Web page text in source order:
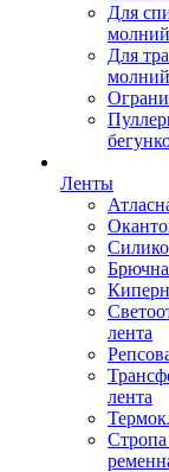
Для
молний
Для
молний
Ленты
лента
лента
Стропа